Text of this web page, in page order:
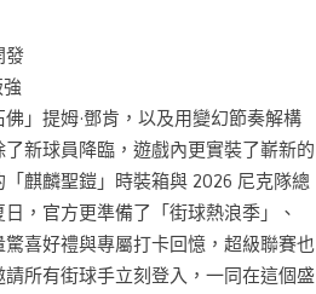
發
」提姆·鄧肯，以及用變幻節奏解構
新球員降臨，遊戲內更實裝了嶄新的
麒麟聖鎧」時裝箱與 2026 尼克隊總
，官方更準備了「街球熱浪季」、
喜好禮與專屬打卡回憶，超級聯賽也
所有街球手立刻登入，一同在這個盛